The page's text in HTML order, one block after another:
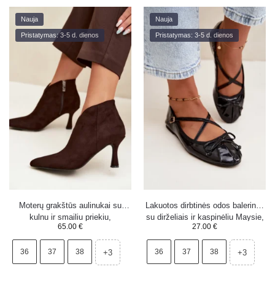
Nauja
Pristatymas: 3-5 d. dienos
Moterų grakštūs aulinukai su
kulnu ir smailiu priekiu,
šokoladinės spalvos Bessia
65.00 €
36 37 38 +3
Nauja
Pristatymas: 3-5 d. dienos
Lakuotos dirbtinės odos balerinos
su dirželiais ir kaspinėliu Maysie,
juodos
27.00 €
36 37 38 +3